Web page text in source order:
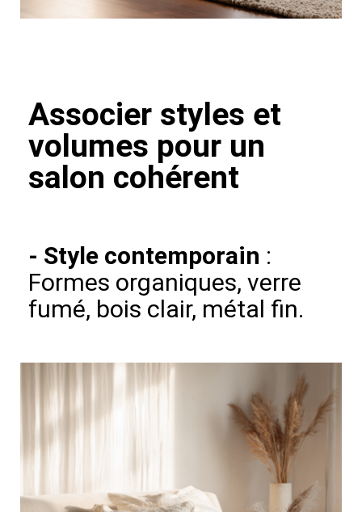
Associer styles et
volumes pour un
salon cohérent
- Style contemporain :
Formes organiques, verre
fumé, bois clair, métal fin.